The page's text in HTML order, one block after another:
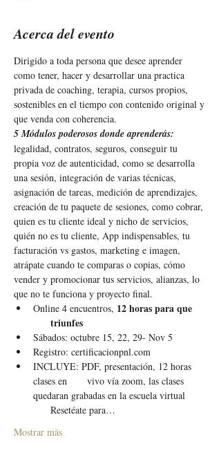
Acerca del evento
Dirigido a toda persona que desee aprender
como tener, hacer y desarrollar una practica
privada de coaching, terapia, cursos propios,
sostenibles en el tiempo con contenido original y
que venda con coherencia.
5 Módulos poderosos donde aprenderás:
legalidad, contratos, seguros, conseguir tu
propia voz de autenticidad, como se desarrolla
una sesión, integración de varias técnicas,
asignación de tareas, medición de aprendizajes,
creación de tu paquete de sesiones, como cobrar,
quien es tu cliente ideal y nicho de servicios,
quién no es tu cliente, App indispensables, tu
facturación vs gastos, marketing e imagen,
atrápate cuando te comparas o copias, cómo
vender y promocionar tus servicios, alianzas, lo
que no te funciona y proyecto final.
Online 4 encuentros, 12 horas para que
triunfes
Sábados: octubre 15, 22, 29- Nov 5
Registro: certificacionpnl.com
INCLUYE: PDF, presentación, 12 horas
clases en      vivo vía zoom, las clases
quedaran grabadas en la escuela virtual
Resetéate para…
Mostrar más